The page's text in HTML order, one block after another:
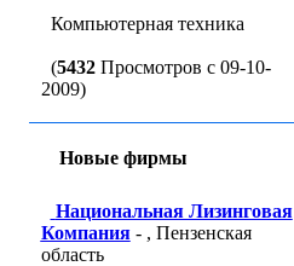
Компьютерная техника
(5432Просмотров с 09-10-
2009)
Новые фирмы
Национальная Лизинговая
Компания- , Пензенская
область